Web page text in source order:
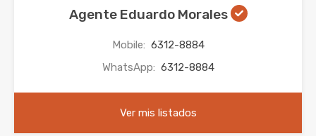
Agente Eduardo Morales
Mobile: 6312-8884
WhatsApp: 6312-8884
Ver mis listados